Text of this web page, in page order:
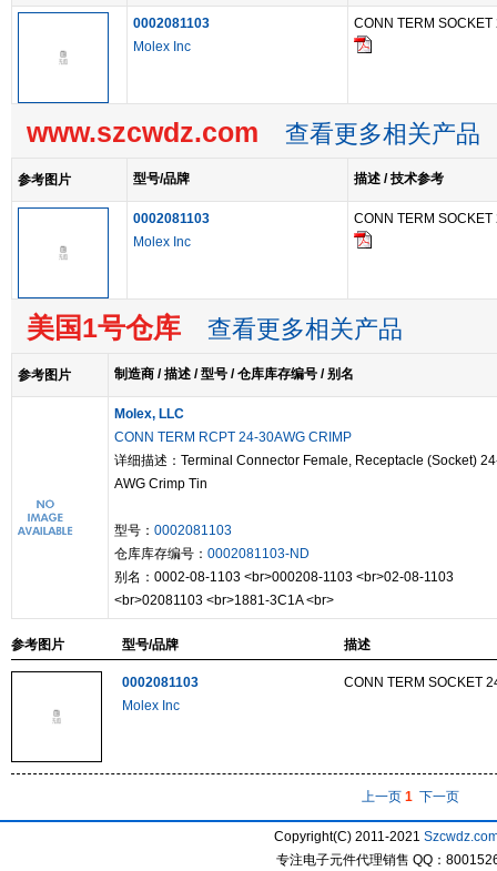
0002081103
Molex Inc
CONN TERM SOCKET
www.szcwdz.com 查看更多相关产品
参考图片 型号/品牌 描述 / 技术参考
0002081103
Molex Inc
CONN TERM SOCKET
美国1号仓库 查看更多相关产品
参考图片 制造商 / 描述 / 型号 / 仓库库存编号 / 别名
Molex, LLC
CONN TERM RCPT 24-30AWG CRIMP
详细描述：Terminal Connector Female, Receptacle (Socket)
AWG Crimp Tin
型号： 0002081103
仓库库存编号： 0002081103-ND
别名：0002-08-1103 <br>000208-1103 <br>02-08-1103
<br>02081103 <br>1881-3C1A <br>
参考图片 型号/品牌 描述
0002081103
Molex Inc
CONN TERM SOCKET
上一页 1 下一页
Copyright(C) 2011-2021
专注电子元件代理销售 QQ：